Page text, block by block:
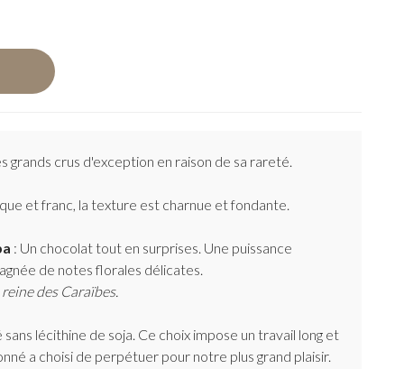
grands crus d'exception en raison de sa rareté.
et franc, la texture est charnue et fondante.
: Un chocolat tout en surprises. Une puissance
de notes florales délicates.
des Caraïbes.
lécithine de soja. Ce choix impose un travail long et
a choisi de perpétuer pour notre plus grand plaisir.